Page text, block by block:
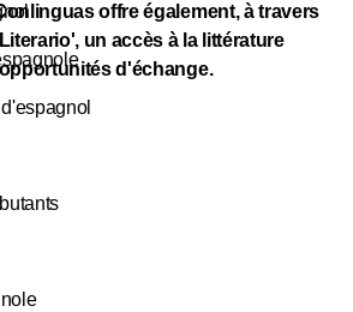
offre également, à travers
un accès à la littérature
d'échange.